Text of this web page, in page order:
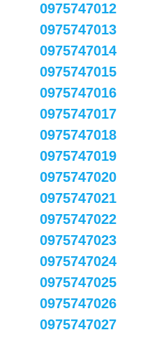
0975747012
0975747013
0975747014
0975747015
0975747016
0975747017
0975747018
0975747019
0975747020
0975747021
0975747022
0975747023
0975747024
0975747025
0975747026
0975747027